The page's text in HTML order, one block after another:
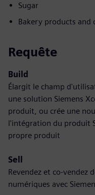
Sugar
Bakery products and
Requête
Build
Élargit le champ
une solution Siemens
produit, ou crée une
l'intégration du produit
propre produit
Sell
Revendez et co-vendez
numériques avec